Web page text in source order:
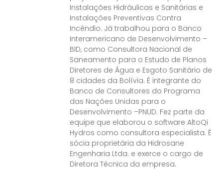
Instalações Hidráulicas e Sanitárias e
Instalações Preventivas Contra
Incêndio. Já trabalhou para o Banco
Interamericano de Desenvolvimento –
BID, como Consultora Nacional de
Saneamento para o Estudo de Planos
Diretores de Água e Esgoto Sanitário de
8 cidades da Bolívia. É integrante do
Banco de Consultores do Programa
das Nações Unidas para o
Desenvolvimento –PNUD. Fez parte da
equipe que elaborou o software AltoQi
Hydros como consultora especialista. É
sócia proprietária da Hidrosane
Engenharia Ltda. e exerce o cargo de
Diretora Técnica da empresa.